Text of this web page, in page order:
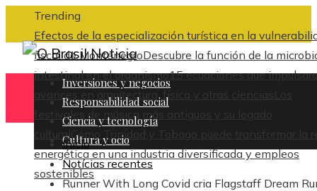
Trending
Efectos de la especialización turística en la
fiscal de MontenegroDescubre la función de la
intestinal en el organismo15 ecuaciones que
avances en arquitectura, física y otras ciencias
Los
festivales de música más antiguos y su legado
cultural Cómo Trinidad y Tobago puede transformar la
energética en una industria diversificada y empleos
sostenibles
Inversiones y negocios
Responsabilidad social
Ciencia y tecnología
Cultura y ocio
Inicio
Notícias recentes
Runner With Long Covid cria Flagstaff Dream